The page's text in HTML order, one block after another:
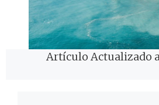
Artículo Actualizado